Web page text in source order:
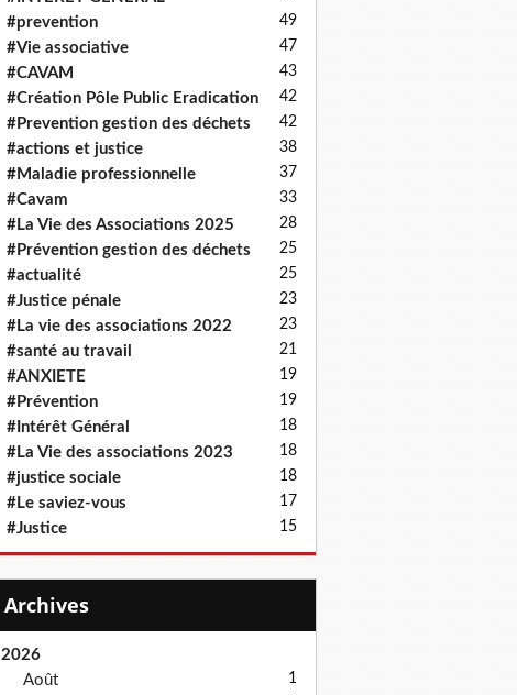
#prevention 49
#Vie associative 47
#CAVAM 43
#Création Pôle Public Eradication 42
#Prevention gestion des déchets 42
#actions et justice 38
#Maladie professionnelle 37
#Cavam 33
#La Vie des Associations 2025 28
#Prévention gestion des déchets 25
#actualité 25
#Justice pénale 23
#La vie des associations 2022 23
#santé au travail 21
#ANXIETE 19
#Prévention 19
#Intérêt Général 18
#La Vie des associations 2023 18
#justice sociale 18
#Le saviez-vous 17
#Justice 15
Archives
2026
Août
1